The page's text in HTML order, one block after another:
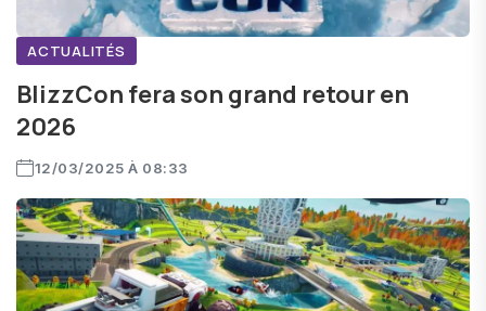
ACTUALITÉS
BlizzCon fera son grand retour en
2026
12/03/2025 À 08:33